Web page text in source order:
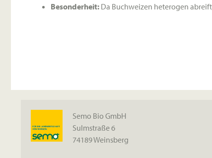
Besonderheit: Da Buchweizen heterogen
Semo Bio GmbH
Sulmstraße 6
74189 Weinsberg